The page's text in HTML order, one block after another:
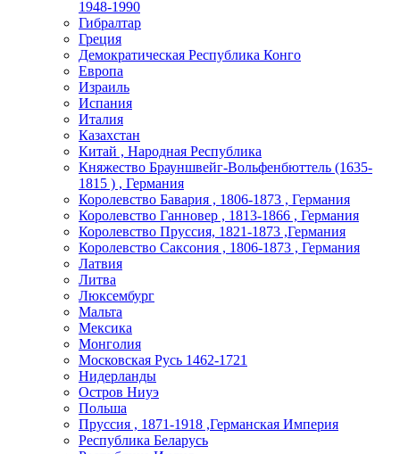
1948-1990
Гибралтар
Греция
Демократическая Республика Конго
Европа
Израиль
Испания
Италия
Казахстан
Китай , Народная Республика
Княжество Брауншвейг-Вольфенбюттель (1635-
1815 ) , Германия
Королевство Бавария , 1806-1873 , Германия
Королевство Ганновер , 1813-1866 , Германия
Королевство Пруссия, 1821-1873 ,Германия
Королевство Саксония , 1806-1873 , Германия
Латвия
Литва
Люксембург
Мальта
Мексика
Монголия
Московская Русь 1462-1721
Нидерланды
Остров Ниуэ
Польша
Пруссия , 1871-1918 ,Германская Империя
Республика Беларусь